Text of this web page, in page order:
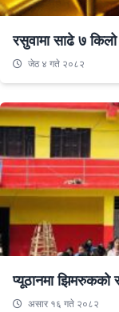
रसुवामा साढे ७
जेठ ४ गते २०८२
प्यूठानमा झिमरुकको
असार १६ गते २०८२